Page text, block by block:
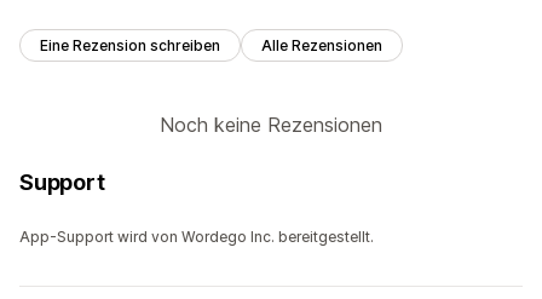
Eine Rezension schreiben Alle Rezensionen
Noch keine Rezensionen
Support
App-Support wird von Wordego Inc. bereitgestellt.